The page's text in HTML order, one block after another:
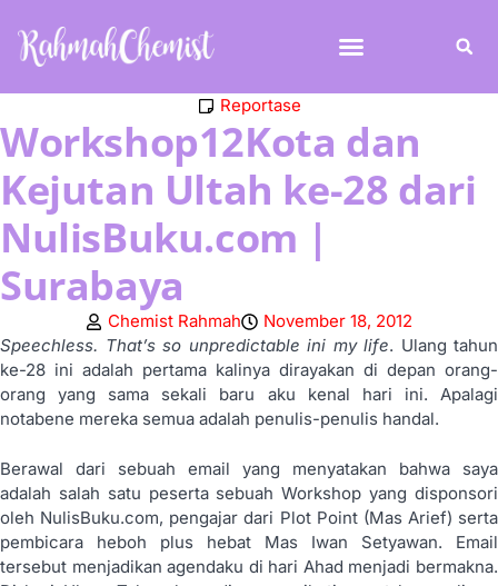
Reportase
Workshop12Kota dan
Kejutan Ultah ke-28 dari
NulisBuku.com |
Surabaya
Chemist Rahmah
November 18, 2012
Speechless. That’s so unpredictable ini my life. Ulang tahun
ke-28 ini adalah pertama kalinya dirayakan di depan orang-
orang yang sama sekali baru aku kenal hari ini. Apalagi
notabene mereka semua adalah penulis-penulis handal.
Berawal dari sebuah email yang menyatakan bahwa saya
adalah salah satu peserta sebuah Workshop yang disponsori
oleh NulisBuku.com, pengajar dari Plot Point (Mas Arief) serta
pembicara heboh plus hebat Mas Iwan Setyawan. Email
tersebut menjadikan agendaku di hari Ahad menjadi bermakna.